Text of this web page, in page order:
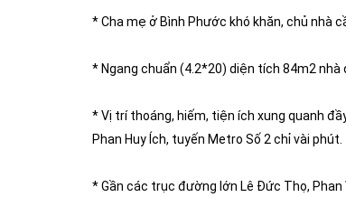
* Cha mẹ ở Bình Phước khó khăn, chủ nhà
* Ngang chuẩn (4.2*20) diện tích 84m2
* Vị trí thoáng, hiếm, tiện ích xung quanh
Phan Huy Ích, tuyến Metro Số 2 chỉ vài phút.
* Gần các trục đường lớn Lê Đức Thọ, Phan